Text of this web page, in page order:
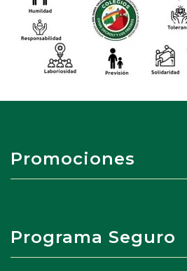
Promociones
Programa Seguro